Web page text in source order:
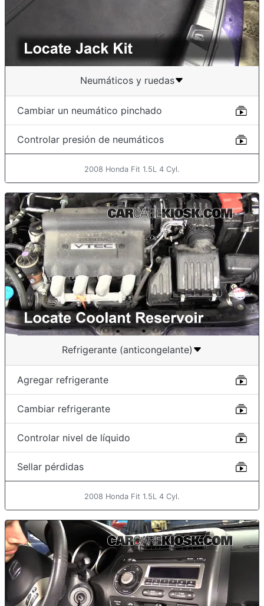
Neumáticos y ruedas
Cambiar un neumático pinchado
Controlar presión de neumáticos
2008 Honda Fit 1.5L 4 Cyl.
Refrigerante (anticongelante)
Agregar refrigerante
Cambiar refrigerante
Controlar nivel de líquido
Sellar pérdidas
2008 Honda Fit 1.5L 4 Cyl.